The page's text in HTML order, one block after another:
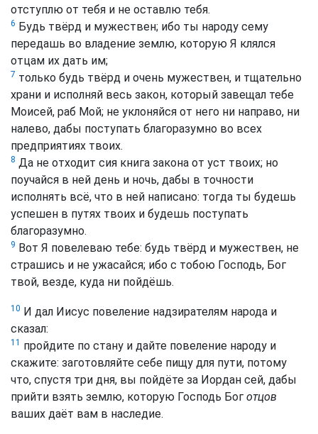
отступлю от тебя и не оставлю тебя.
6 Будь твёрд и мужествен; ибо ты народу сему
передашь во владение землю, которую Я клялся
отцам их дать им;
7 только будь твёрд и очень мужествен, и тщательно
храни и исполняй весь закон, который завещал тебе
Моисей, раб Мой; не уклоняйся от него ни направо, ни
налево, дабы поступать благоразумно во всех
предприятиях твоих.
8 Да не отходит сия книга закона от уст твоих; но
поучайся в ней день и ночь, дабы в точности
исполнять всё, что в ней написано: тогда ты будешь
успешен в путях твоих и будешь поступать
благоразумно.
9 Вот Я повелеваю тебе: будь твёрд и мужествен, не
страшись и не ужасайся; ибо с тобою Господь, Бог
твой, везде, куда ни пойдёшь.
10 И дал Иисус повеление надзирателям народа и
сказал:
11 пройдите по стану и дайте повеление народу и
скажите: заготовляйте себе пищу для пути, потому
что, спустя три дня, вы пойдёте за Иордан сей, дабы
прийти взять землю, которую Господь Бог отцов
ваших даёт вам в наследие.